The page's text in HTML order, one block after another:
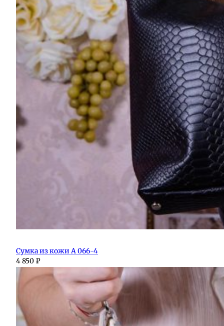
Сумка из кожи А 066-4
4 850 ₽